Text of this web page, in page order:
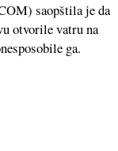
saopštila je da
otvorile vatru na
ga.